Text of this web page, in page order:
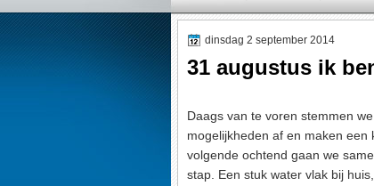
dinsdag 2 september 2014
31 augustus ik
Daags van te voren stemmen
mogelijkheden af en maken een
volgende ochtend gaan we
stap. Een stuk water vlak bij